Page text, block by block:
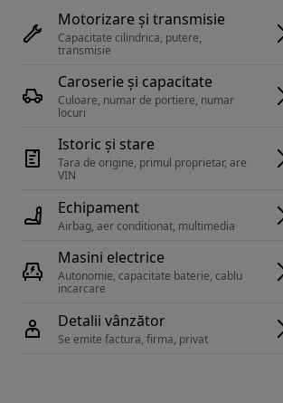
Motorizare și transmisie
Capacitate cilindrica, putere,
transmisie
Caroserie și capacitate
Culoare, numar de portiere, numar
locuri
Istoric și stare
Tara de origine, primul proprietar, are
Echipament
Airbag, aer conditionat, multimedia
Masini electrice
Autonomie, capacitate baterie, cablu
Detalii vânzător
Se emite factura, firma, privat